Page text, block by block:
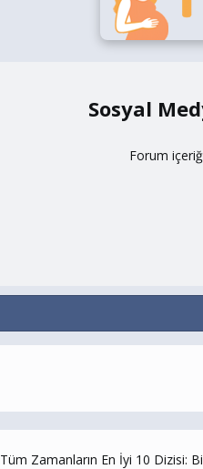
Sosyal
Forum
Tüm Zamanların En İyi 10 Dizisi: